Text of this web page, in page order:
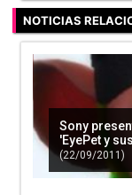
NOTICIAS
Sony
'EyePet y
(22/09/2011)